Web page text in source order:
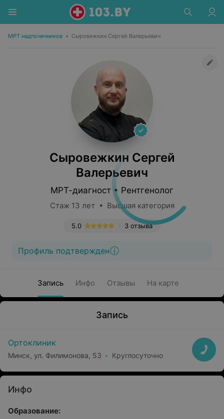
МРТ надпочечников • Сыровежкин Сергей Валерьевич
Сыровежкин Сергей
Валерьевич
МРТ-диагност • Рентгенолог
Стаж 13 лет • Высшая категория
3 отзыва
5.0
Профиль подтвержден
Запись Инфо Отзывы На карте
Запись
Ортоклиник
Минск, ул. Филимонова, 53 Круглосуточно
Инфо
Образование: